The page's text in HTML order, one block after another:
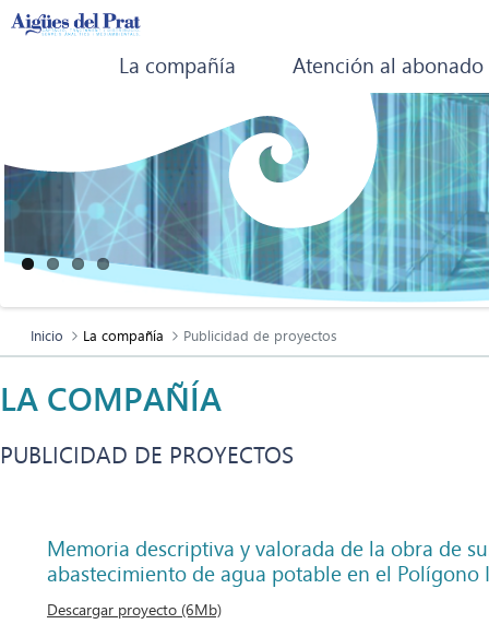
La compañía Atención al abonado
Inicio La compañía Publicidad de proyectos
LA COMPAÑÍA
PUBLICIDAD DE PROYECTOS
Memoria descriptiva y valorada de la obra de
abastecimiento de agua potable en el Polígono
Descargar proyecto (6Mb)